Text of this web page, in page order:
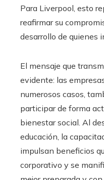
Para Liverpool, esto
reafirmar su
desarrollo de quienes
El mensaje que
evidente: las
numerosos casos,
participar de forma
bienestar social. Al
educación, la
impulsan beneficios
corporativo y se